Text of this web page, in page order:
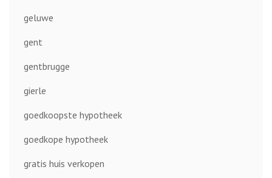
geluwe
gent
gentbrugge
gierle
goedkoopste hypotheek
goedkope hypotheek
gratis huis verkopen